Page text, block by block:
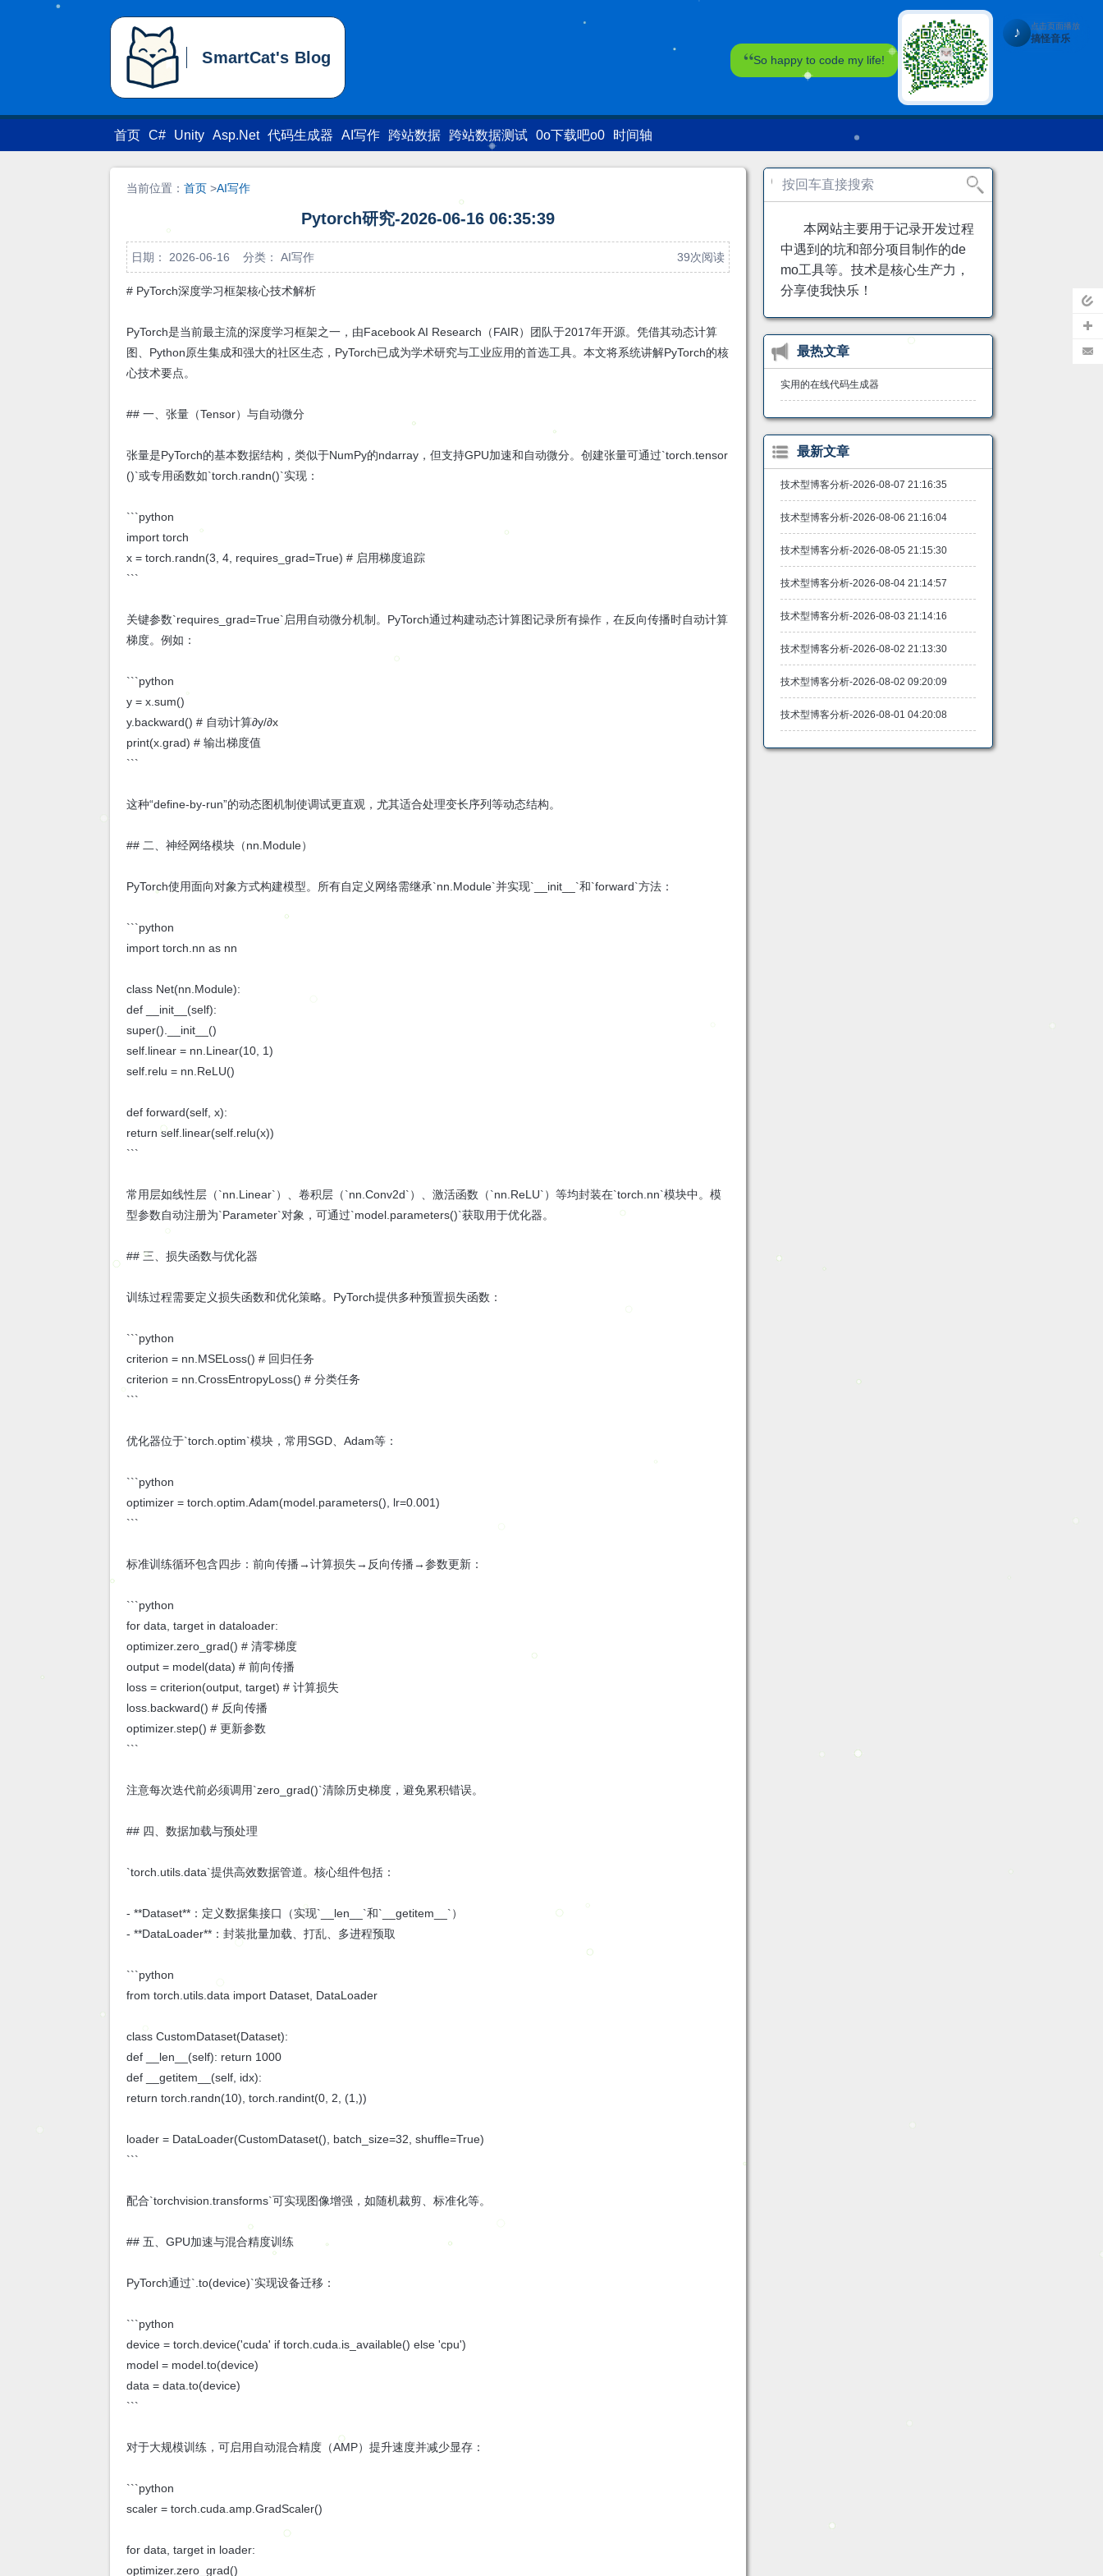
页
SmartCat's Blog
SmartCat's Blog So happy to code my life!
首页 C# Unity Asp.Net 代码生成器 AI写作 跨站数据 跨站数据测试 0o下载吧o0 时间轴
当前位置：首页 >AI写作
Pytorch研究-2026-06-16 06:35:39
日期： 2026-06-16 分类：AI写作 39次阅读
# PyTorch深度学习框架核心技术解析
PyTorch是当前最主流的深度学习框架之一，由Facebook AI Research（FAIR）团队于2017年开源。凭借其动态计算
图、Python原生集成和强大的社区生态，PyTorch已成为学术研究与工业应用的首选工具。本文将系统讲解PyTorch的核
心技术要点。
## 一、张量（Tensor）与自动微分
张量是PyTorch的基本数据结构，类似于NumPy的ndarray，但支持GPU加速和自动微分。创建张量可通过`torch.tensor
()`或专用函数如`torch.randn()`实现：
```python
import torch
x = torch.randn(3, 4, requires_grad=True) # 启用梯度追踪
```
关键参数`requires_grad=True`启用自动微分机制。PyTorch通过构建动态计算图记录所有操作，在反向传播时自动计算
梯度。例如：
```python
y = x.sum()
y.backward() # 自动计算∂y/∂x
print(x.grad) # 输出梯度值
```
这种“define-by-run”的动态图机制使调试更直观，尤其适合处理变长序列等动态结构。
## 二、神经网络模块（nn.Module）
PyTorch使用面向对象方式构建模型。所有自定义网络需继承`nn.Module`并实现`__init__`和`forward`方法：
```python
import torch.nn as nn
class Net(nn.Module):
def __init__(self):
super().__init__()
self.linear = nn.Linear(10, 1)
self.relu = nn.ReLU()
def forward(self, x):
return self.linear(self.relu(x))
```
常用层如线性层（`nn.Linear`）、卷积层（`nn.Conv2d`）、激活函数（`nn.ReLU`）等均封装在`torch.nn`模块中。模
型参数自动注册为`Parameter`对象，可通过`model.parameters()`获取用于优化器。
## 三、损失函数与优化器
训练过程需要定义损失函数和优化策略。PyTorch提供多种预置损失函数：
```python
criterion = nn.MSELoss() # 回归任务
criterion = nn.CrossEntropyLoss() # 分类任务
```
优化器位于`torch.optim`模块，常用SGD、Adam等：
```python
optimizer = torch.optim.Adam(model.parameters(), lr=0.001)
```
标准训练循环包含四步：前向传播→计算损失→反向传播→参数更新：
```python
for data, target in dataloader:
optimizer.zero_grad() # 清零梯度
output = model(data) # 前向传播
loss = criterion(output, target) # 计算损失
loss.backward() # 反向传播
optimizer.step() # 更新参数
```
注意每次迭代前必须调用`zero_grad()`清除历史梯度，避免累积错误。
## 四、数据加载与预处理
`torch.utils.data`提供高效数据管道。核心组件包括：
- **Dataset**：定义数据集接口（实现`__len__`和`__getitem__`）
- **DataLoader**：封装批量加载、打乱、多进程预取
```python
from torch.utils.data import Dataset, DataLoader
class CustomDataset(Dataset):
def __len__(self): return 1000
def __getitem__(self, idx):
return torch.randn(10), torch.randint(0, 2, (1,))
loader = DataLoader(CustomDataset(), batch_size=32, shuffle=True)
```
配合`torchvision.transforms`可实现图像增强，如随机裁剪、标准化等。
## 五、GPU加速与混合精度训练
PyTorch通过`.to(device)`实现设备迁移：
```python
device = torch.device('cuda' if torch.cuda.is_available() else 'cpu')
model = model.to(device)
data = data.to(device)
```
对于大规模训练，可启用自动混合精度（AMP）提升速度并减少显存：
```python
scaler = torch.cuda.amp.GradScaler()
for data, target in loader:
optimizer.zero_grad()
本网站主要用于记录开发过程
中遇到的坑和部分项目制作的de
mo工具等。技术是核心生产力，
分享使我快乐！
最热文章
实用的在线代码生成器
最新文章
技术型博客分析-2026-08-07 21:16:35
技术型博客分析-2026-08-06 21:16:04
技术型博客分析-2026-08-05 21:15:30
技术型博客分析-2026-08-04 21:14:57
技术型博客分析-2026-08-03 21:14:16
技术型博客分析-2026-08-02 21:13:30
技术型博客分析-2026-08-02 09:20:09
技术型博客分析-2026-08-01 04:20:08
♪ 点击页面播放
搞怪音乐